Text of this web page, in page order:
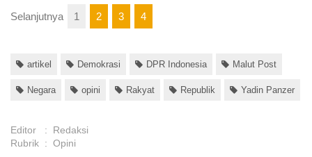
Selanjutnya 1 2 3 4
artikel Demokrasi DPR Indonesia Malut Post
Negara opini Rakyat Republik Yadin Panzer
Editor :
Redaksi
Rubrik : Opini